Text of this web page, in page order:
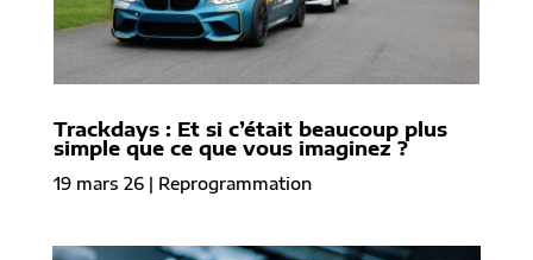
Trackdays : Et si c’était beaucoup plus
simple que ce que vous imaginez ?
19 mars 26| Reprogrammation